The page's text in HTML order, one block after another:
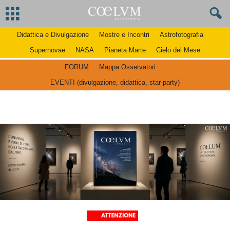
Didattica e Divulgazione Mostre e Incontri
Astrofotografia
Supernovae
NASA Pianeta Marte Cielo del Mese
FORUM
Mappa Osservatori
EVENTI (divulgazione, didattica, star party)